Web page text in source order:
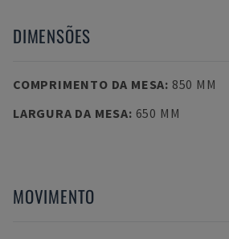
DIMENSÕES
COMPRIMENTO DA MESA: 850 MM
LARGURA DA MESA: 650 MM
MOVIMENTO